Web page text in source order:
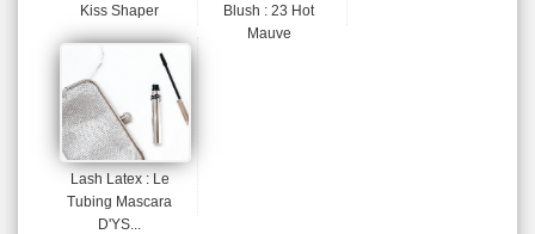
Kiss Shaper
Blush : 23 Hot
Mauve
Lash Latex : Le
Tubing Mascara
D'YS...